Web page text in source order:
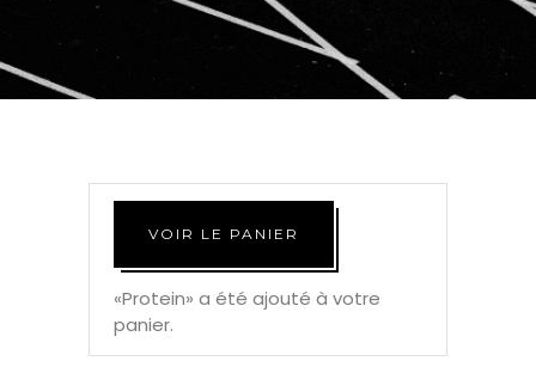
VOIR LE PANIER
«Protein» a été ajouté à votre
panier.